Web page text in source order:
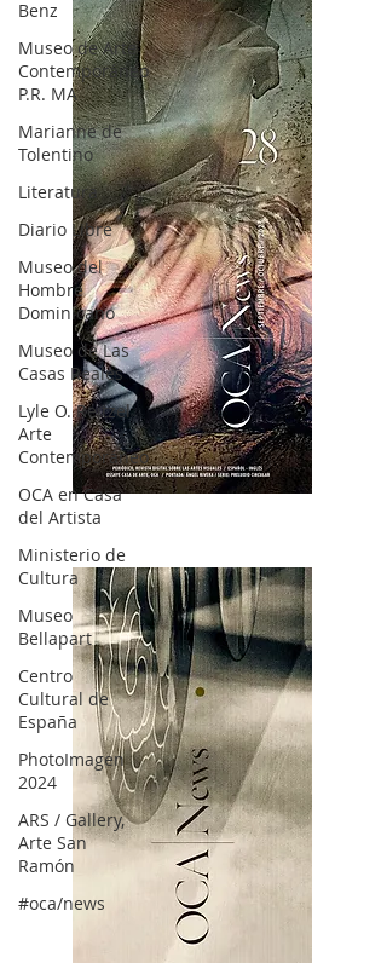
Benz
Museo de Arte
Contemporáneo
P.R. MA
Marianne de
Tolentino
Literatura
Diario Libre
Museo del
Hombre
Dominicano
Museo de Las
Casas Reales
Lyle O. Reitzel
Arte
Contemporáneo
OCA en Casa
del Artista
Ministerio de
Cultura
Museo
Bellapart
Centro
Cultural de
España
PhotoImagen
2024
ARS / Gallery,
Arte San
Ramón
#oca/news
OCA|News 28 / Julio-Agosto-Septiembre, 2023